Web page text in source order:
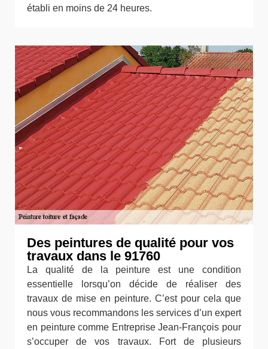
établi en moins de 24 heures.
Des peintures de qualité pour vos
travaux dans le 91760
La qualité de la peinture est une condition
essentielle lorsqu’on décide de réaliser des
travaux de mise en peinture. C’est pour cela que
nous vous recommandons les services d’un expert
en peinture comme Entreprise Jean-François pour
s’occuper de vos travaux. Fort de plusieurs